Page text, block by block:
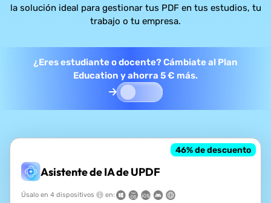
la solución ideal para gestionar tus PDF en tus estudios, tu
trabajo o tu empresa.
¿Eres estudiante o docente? Cámbiate al Plan
Education y ahorra 5 € más.
Asistente de IA de UPDF
46% de descuento
Úsalo en 4 dispositivos en: